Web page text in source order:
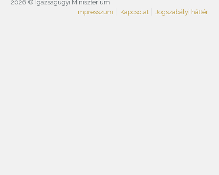
2026 © Igazságügyi Minisztérium
Impresszum
Kapcsolat Jogszabályi háttér